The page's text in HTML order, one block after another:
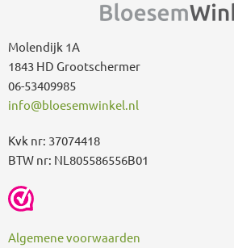
Molendijk 1A
1843 HD Grootschermer
06-53409985
info@bloesemwinkel.nl
Kvk nr: 37074418
BTW nr: NL805586556B01
Algemene voorwaarden